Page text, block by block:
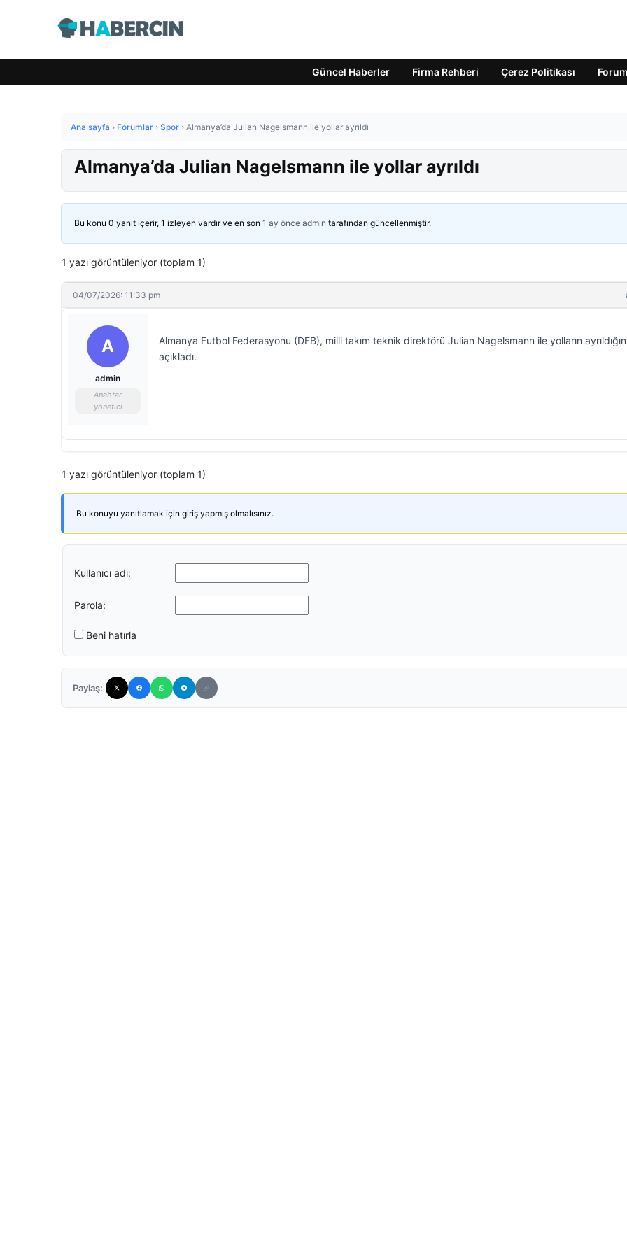
Güncel Haberler Firma Rehberi Çerez Politikası Forum
Ana sayfa › Forumlar › Spor › Almanya’da Julian Nagelsmann ile yollar ayrıldı
Almanya’da Julian Nagelsmann ile yollar ayrıldı
Bu konu 0 yanıt içerir, 1 izleyen vardır ve en son 1 ay önce admin tarafından güncellenmiştir.
1 yazı görüntüleniyor (toplam 1)
04/07/2026: 11:33 pm
A
admin
Anahtar
yönetici
Almanya Futbol Federasyonu (DFB), milli takım teknik direktörü Julian Nagelsmann ile yolların
açıkladı.
1 yazı görüntüleniyor (toplam 1)
Bu konuyu yanıtlamak için giriş yapmış olmalısınız.
Kullanıcı adı:
Parola:
Beni hatırla
Paylaş: